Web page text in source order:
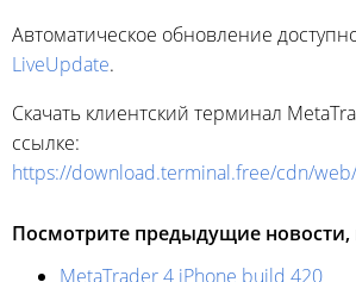
Автоматическое обновление
LiveUpdate.
Скачать клиентский терминал
ссылке:
https://download.terminal.free/cdn/
Посмотрите предыдущие новости,
MetaTrader 4 iPhone build 420